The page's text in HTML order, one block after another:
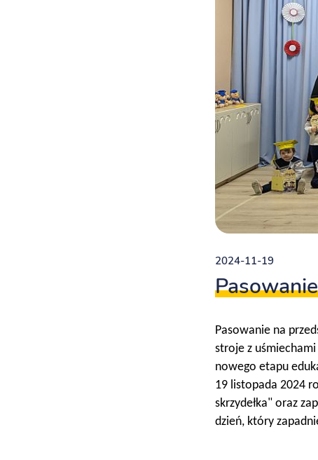
2024-11-19
Pasowanie na
stroje z
nowego etapu
19 listopada 2024
skrzydełka" oraz
dzień, który